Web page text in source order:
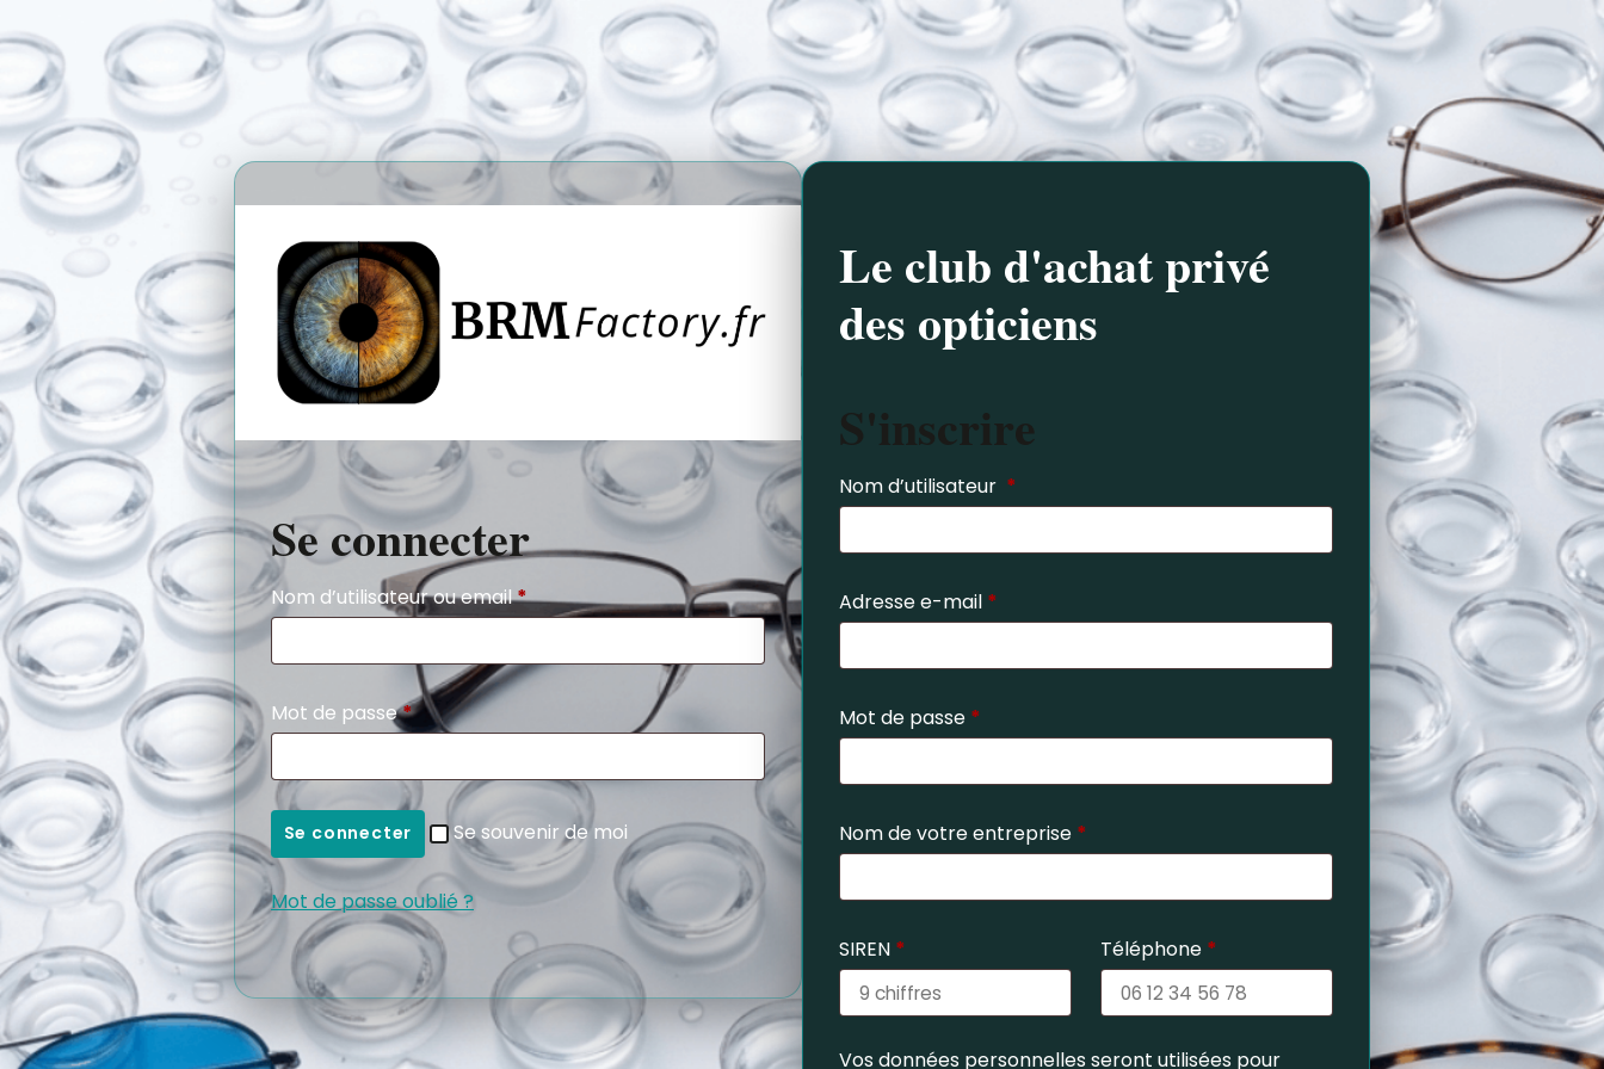
Se connecter
Nom d’utilisateur ou email*
Mot de passe*
Se connecter Se souvenir de moi
Mot de passe oublié ?
Le club d'achat privé
des opticiens
S'inscrire
Nom d’utilisateur *
Adresse e-mail *
Mot de passe *
Nom de votre entreprise *
SIREN * Téléphone *
Vos données personnelles seront utilisées pour